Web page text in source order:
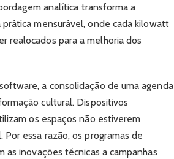
analítica transforma a
mensurável, onde cada kilowatt
realocados para a melhoria dos
a consolidação de uma agenda
cultural. Dispositivos
os espaços não estiverem
essa razão, os programas de
as inovações técnicas a campanhas